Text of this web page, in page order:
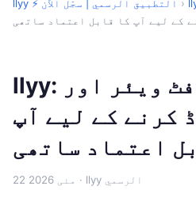
llyy ⚡ التطبيق الرسمي | سجّل الآن ›
کے لیے آپ کا قابل اعتماد ساتھی
llyy: آفیشل سافٹ ویئر اور
کرنے کے لیے آپ
اعتماد ساتھی
22 مئی 2026 · llyy الرسمي